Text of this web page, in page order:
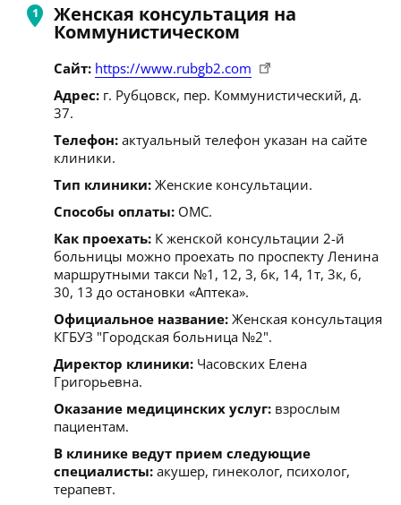
Женская консультация на
Коммунистическом
Сайт: https://www.rubgb2.com
Адрес: г. Рубцовск, пер. Коммунистический, д.
37.
Телефон: актуальный телефон указан на сайте
клиники.
Тип клиники: Женские консультации.
Способы оплаты: ОМС.
Как проехать: К женской консультации 2-й
больницы можно проехать по проспекту Ленина
маршрутными такси №1, 12, 3, 6к, 14, 1т, 3к, 6,
30, 13 до остановки «Аптека».
Официальное название: Женская консультация
КГБУЗ "Городская больница №2".
Директор клиники: Часовских Елена
Григорьевна.
Оказание медицинских услуг: взрослым
пациентам.
В клинике ведут прием следующие
специалисты: акушер, гинеколог, психолог,
терапевт.